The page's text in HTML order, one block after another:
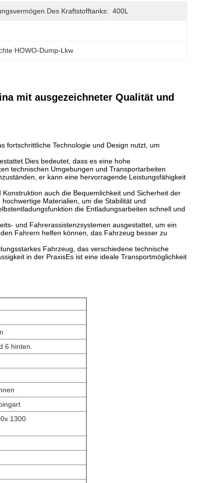
Des Kraftstofftanks: 400L
HOWO-Dump-Lkw
mit ausgezeichneter Qualität und
fortschrittliche Technologie und Design nutzt, um
bedeutet, dass es eine hohe
technischen Umgebungen und Transportarbeiten
er kann eine hervorragende Leistungsfähigkeit
auch die Bequemlichkeit und Sicherheit der
Materialien, um die Stabilität und
die Entladungsarbeiten schnell und
und Fahrerassistenzsystemen ausgestattet, um ein
Fahrern helfen können, das Fahrzeug besser zu
Fahrzeug, das verschiedene technische
in der PraxisEs ist eine ideale Transportmöglichkeit
6 hinten.
x 1300